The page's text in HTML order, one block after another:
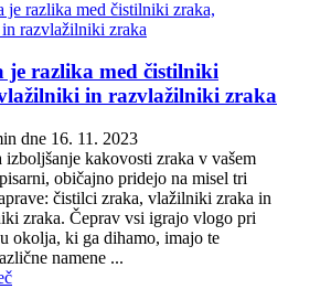
je razlika med čistilniki
in razvlažilniki zraka
dne 16. 11. 2023
izboljšanje kakovosti zraka v vašem
običajno pridejo na misel tri
čistilci zraka, vlažilniki zraka in
zraka. Čeprav vsi igrajo vlogo pri
okolja, ki ga dihamo, imajo te
namene ...